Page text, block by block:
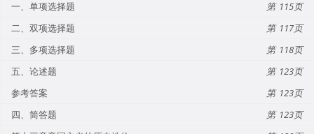
一、单项选择题
115
二、双项选择题
117
三、多项选择题
118
五、论述题
123
参考答案
123
四、简答题
123